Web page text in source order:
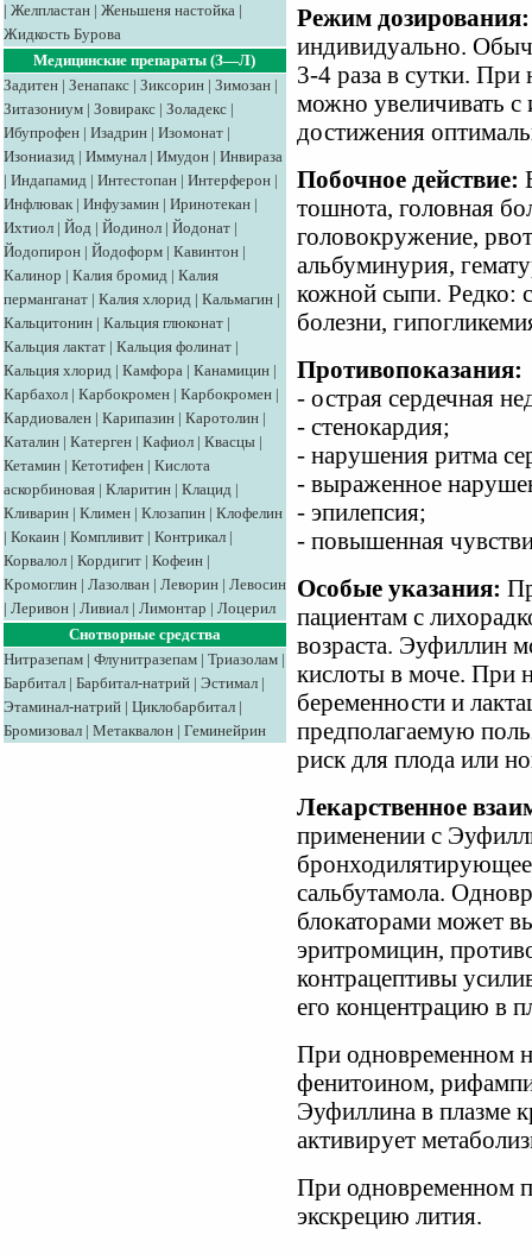
| Желпластан | Женьшеня настойка |
Жидкость Бурова
Медицинские препараты (З—Л)
Задитен | Зенапакс | Зиксорин | Зимозан |
Зитазониум | Зовиракс | Золадекс |
Ибупрофен | Изадрин | Изомонат |
Изониазид | Иммунал | Имудон | Инвираза
| Индапамид | Интестопан | Интерферон |
Инфлювак | Инфузамин | Иринотекан |
Ихтиол | Йод | Йодинол | Йодонат |
Йодопирон | Йодоформ | Кавинтон |
Калинор | Калия бромид | Калия
перманганат | Калия хлорид | Кальмагин |
Кальцитонин | Кальция глюконат |
Кальция лактат | Кальция фолинат |
Кальция хлорид | Камфора | Канамицин |
Карбахол | Карбокромен | Карбокромен |
Кардиовален | Карипазин | Каротолин |
Каталин | Катерген | Кафиол | Квасцы |
Кетамин | Кетотифен | Кислота
аскорбиновая | Кларитин | Клацид |
Кливарин | Климен | Клозапин | Клофелин
| Кокаин | Компливит | Контрикал |
Корвалол | Кордигит | Кофеин |
Кромоглин | Лазолван | Леворин | Левосин
| Леривон | Ливиал | Лимонтар | Лоцерил
Снотворные средства
Нитразепам | Флунитразепам | Триазолам |
Барбитал | Барбитал-натрий | Эстимал |
Этаминал-натрий | Циклобарбитал |
Бромизовал | Метаквалон | Геминейрин
Режим дозирования:
индивидуально.
3-4 раза в сутки. При
можно увеличивать с
достижения
Побочное действие:
тошнота, головная
головокружение,
альбуминурия,
кожной сыпи. Редко:
болезни,
Противопоказания:
- острая сердечная
- стенокардия;
- нарушения ритма
- выраженное
- эпилепсия;
- повышенная
Особые указания:
пациентам с
возраста. Эуфиллин
кислоты в моче. При
беременности и
предполагаемую
риск для плода или
Лекарственное
применении с
бронходилятирующее
сальбутамола.
блокаторами может
эритромицин,
контрацептивы
его концентрацию в
При одновременном
фенитоином,
Эуфиллина в плазме
активирует
При одновременном
экскрецию лития.